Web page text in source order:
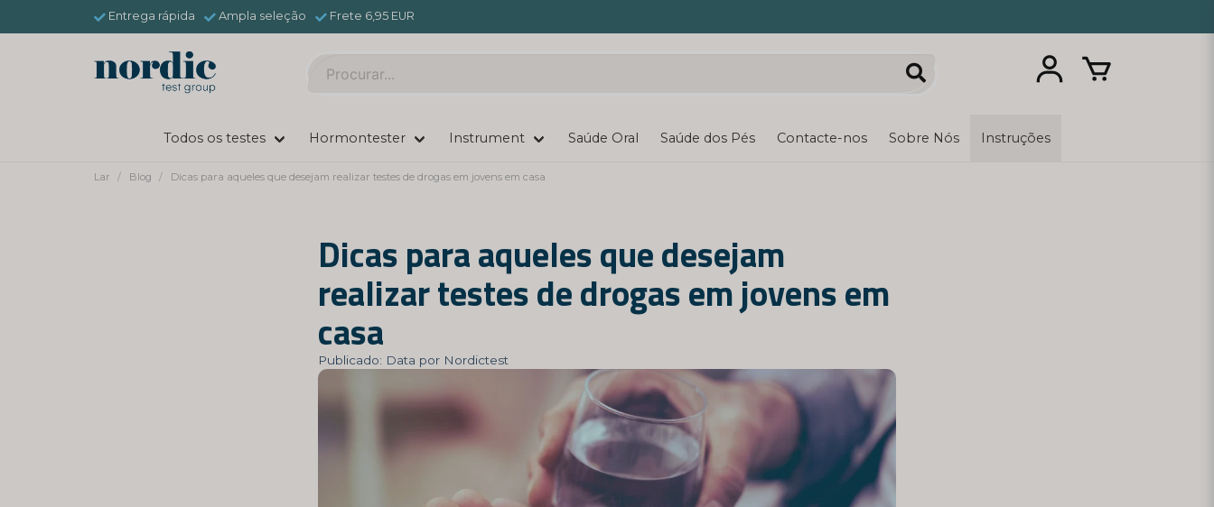
Entrega rápida Ampla seleção Frete 6,95 EUR
Todos os testes Hormontester Instrument Saúde Oral Saúde dos Pés Contacte-nos Sobre Nós Instruções
Lar Blog Dicas para aqueles que desejam realizar testes de drogas em jovens em casa
Dicas para aqueles que desejam
realizar testes de drogas em jovens em
casa
Publicado: Data por Nordictest